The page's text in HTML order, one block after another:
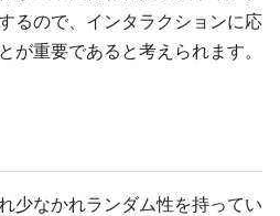
るので、インタラクションに応
が重要であると考えられます。
少なかれランダム性を持ってい